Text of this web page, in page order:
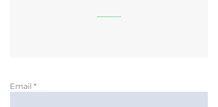
Email *